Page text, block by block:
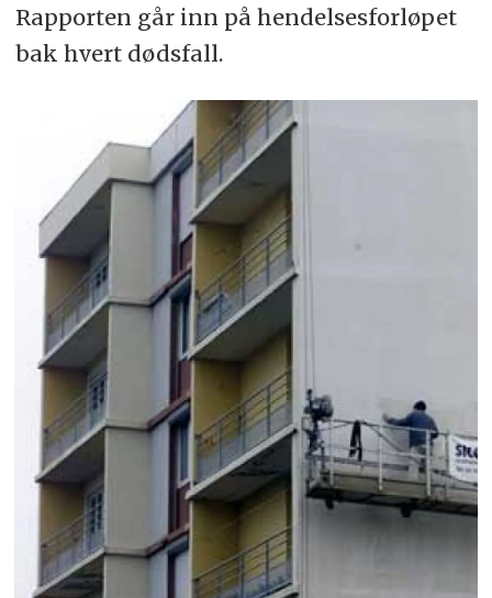
Rapporten går inn på hendelsesforløpet
bak hvert dødsfall.